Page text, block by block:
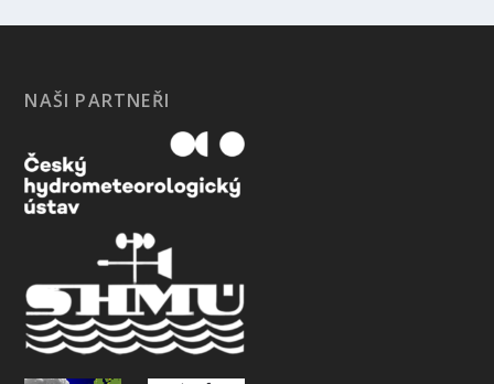
NAŠI PARTNEŘI